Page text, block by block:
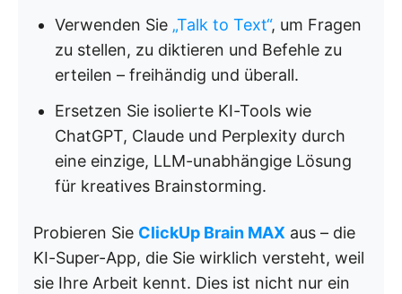
Verwenden Sie „Talk to Text“, um Fragen
zu stellen, zu diktieren und Befehle zu
erteilen – freihändig und überall.
Ersetzen Sie isolierte KI-Tools wie
ChatGPT, Claude und Perplexity durch
eine einzige, LLM-unabhängige Lösung
für kreatives Brainstorming.
Probieren Sie ClickUp Brain MAX aus – die
KI-Super-App, die Sie wirklich versteht, weil
sie Ihre Arbeit kennt. Dies ist nicht nur ein